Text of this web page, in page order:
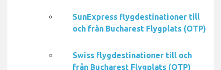
SunExpress flygdestinationer till
och från Bucharest Flygplats (OTP)
Swiss flygdestinationer till och
från Bucharest Flygplats (OTP)